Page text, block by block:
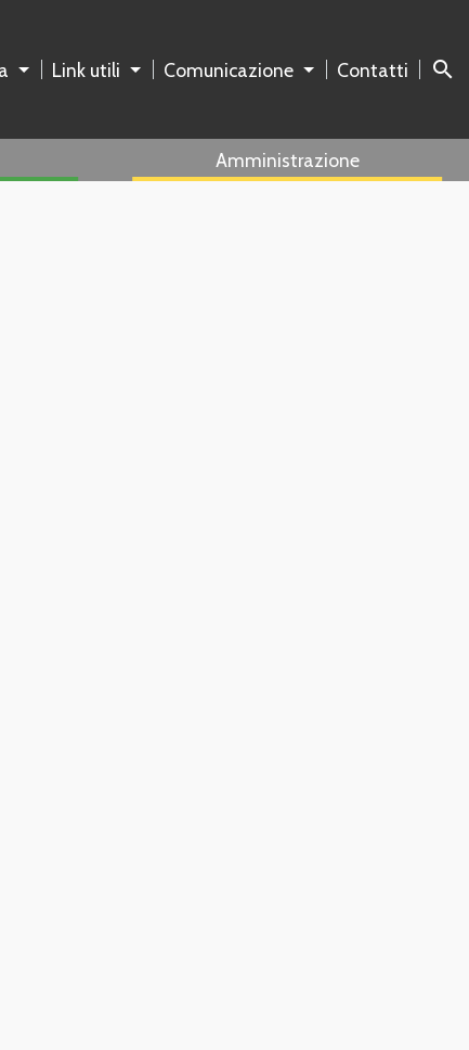
Link utili Comunicazione Contatti search
Amministrazione